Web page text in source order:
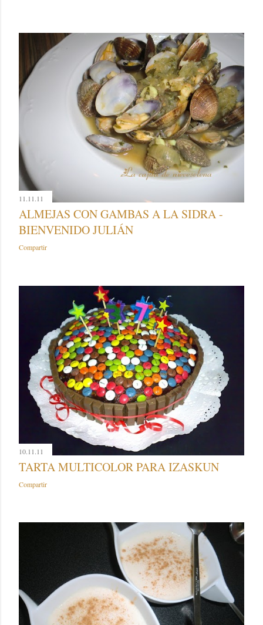
11.11.11
ALMEJAS CON GAMBAS A LA SIDRA -
BIENVENIDO JULIÁN
Compartir
10.11.11
TARTA MULTICOLOR PARA IZASKUN
Compartir